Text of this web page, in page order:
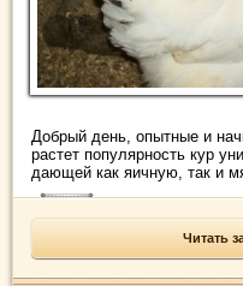
Добрый день, опытные и
растет популярность кур
дающей как яичную, так и
Читать